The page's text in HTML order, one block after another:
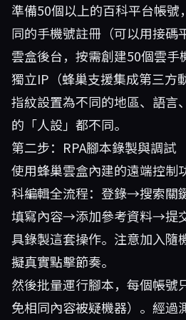
準備50個以上的百科平台帳號
同的手機號註冊（可以用接碼
雲盒後台，按需創建50個雲手
獨立IP（蜂巢支援集成第三方
指紋設置為不同的地區、語言
的「人設」都不同。
第二步：RPA腳本錄製與調試
使用蜂巢雲盒內建的遠端控制
科編輯全流程：登錄→搜索
填寫內容→添加參考資料→提
具錄製這套操作。注意加入隨
擬真實點擊節奏。
然後批量運行腳本，每個帳號
免相同內容被疑機器）。經過